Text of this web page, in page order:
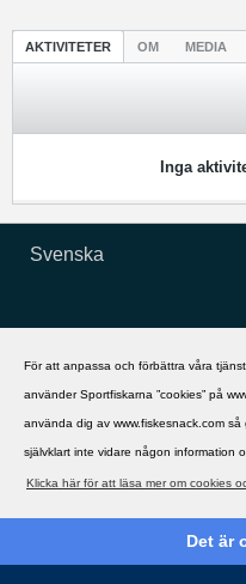
För att anpassa och förbättra våra
använder Sportfiskarna ”cookies” på
använda dig av www.fiskesnack.com
självklart inte vidare någon information
Klicka här för att läsa mer om cookies
Det är
AKTIVITETER OM MEDIA
Inga
Svenska
Copyright ©2002 - 2021,
Copyright ©
All